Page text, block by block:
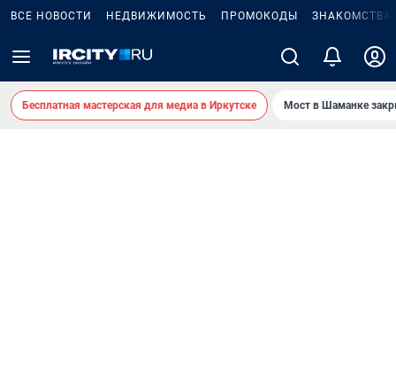
ВСЕ НОВОСТИ НЕДВИЖИМОСТЬ ПРОМОКОДЫ ЗНАКОМСТВА
Бесплатная мастерская для медиа в Иркутске Мост в Шаманке